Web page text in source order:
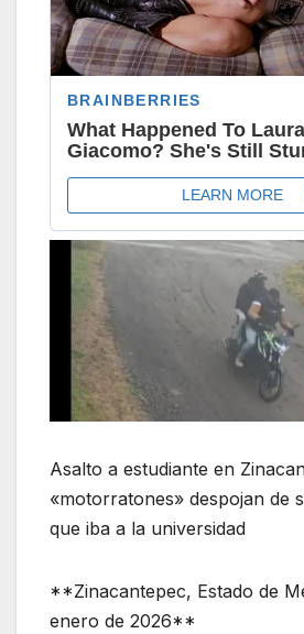
Asalto a estudiante en
«motorratones» despojan de
que iba a la universidad
**Zinacantepec, Estado de
enero de 2026**